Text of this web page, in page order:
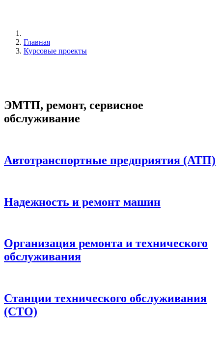
Главная
Курсовые проекты
ЭМТП, ремонт, сервисное
обслуживание
Автотранспортные предприятия (АТП)
Надежность и ремонт машин
Организация ремонта и технического
обслуживания
Станции технического обслуживания
(СТО)